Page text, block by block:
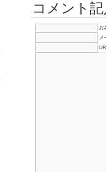
コメント
お